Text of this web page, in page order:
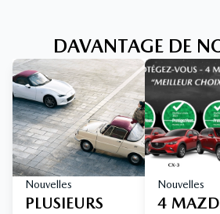
DAVANTAGE DE
Nouvelles
PLUSIEURS
Nouvelles
4